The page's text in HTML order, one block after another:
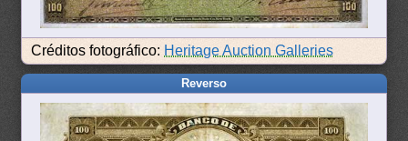
Créditos fotográfico: Heritage Auction Galleries
Reverso